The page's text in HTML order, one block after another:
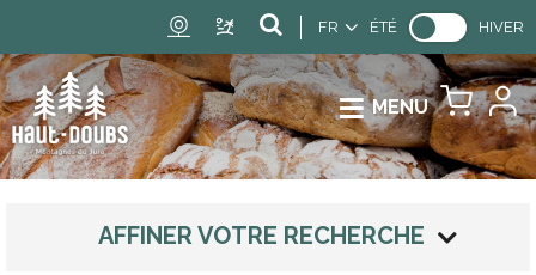
FR ÉTÉ HIVER
MENU
AFFINER VOTRE RECHERCHE